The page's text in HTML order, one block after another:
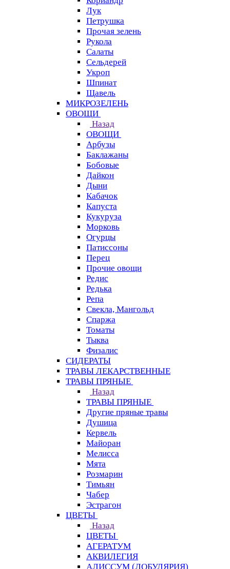
Лук
Петрушка
Прочая зелень
Рукола
Салаты
Сельдерей
Укроп
Шпинат
Щавель
МИКРОЗЕЛЕНЬ
ОВОЩИ
Назад
ОВОЩИ
Арбузы
Баклажаны
Бобовые
Дайкон
Дыни
Кабачок
Капуста
Кукуруза
Морковь
Огурцы
Патиссоны
Перец
Прочие овощи
Редис
Редька
Репа
Свекла, Мангольд
Спаржа
Томаты
Тыква
Физалис
СИДЕРАТЫ
ТРАВЫ ЛЕКАРСТВЕННЫЕ
ТРАВЫ ПРЯНЫЕ
Назад
ТРАВЫ ПРЯНЫЕ
Другие пряные травы
Душица
Кервель
Майоран
Мелисса
Мята
Розмарин
Тимьян
Чабер
Эстрагон
ЦВЕТЫ
Назад
ЦВЕТЫ
АГЕРАТУМ
АКВИЛЕГИЯ
АЛИССУМ (ЛОБУЛЯРИЯ)